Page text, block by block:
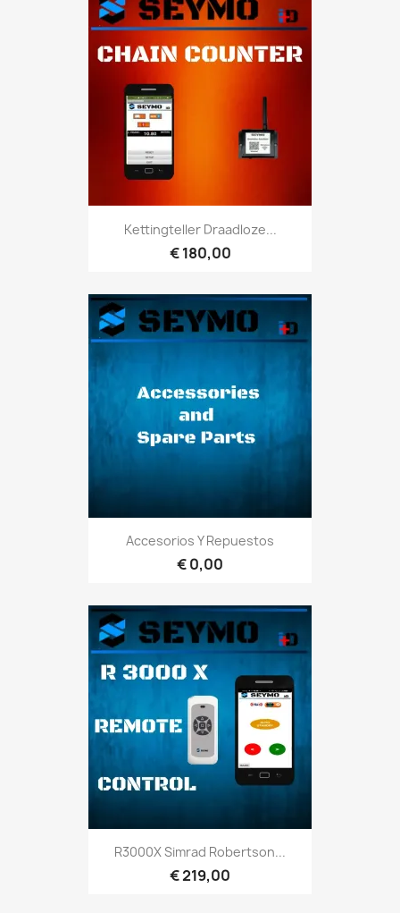
Kettingteller Draadloze...
€ 180,00
Accesorios Y Repuestos
€ 0,00
R3000X Simrad Robertson...
€ 219,00